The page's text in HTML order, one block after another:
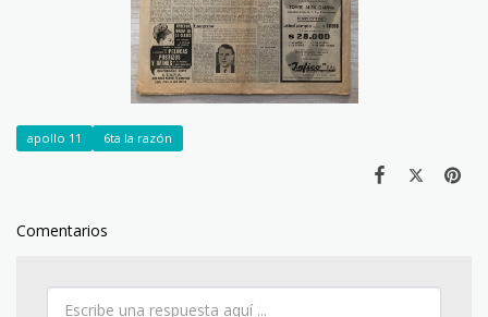
apollo 11 6ta la razón
Comentarios